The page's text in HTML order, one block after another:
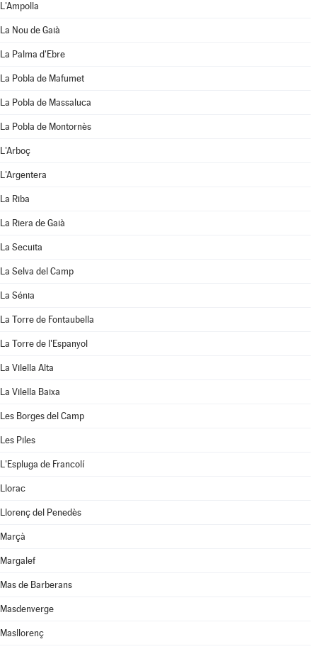
L'Ampolla
La Nou de Gaià
La Palma d'Ebre
La Pobla de Mafumet
La Pobla de Massaluca
La Pobla de Montornès
L'Arboç
L'Argentera
La Riba
La Riera de Gaià
La Secuita
La Selva del Camp
La Sénia
La Torre de Fontaubella
La Torre de l'Espanyol
La Vilella Alta
La Vilella Baixa
Les Borges del Camp
Les Piles
L'Espluga de Francolí
Llorac
Llorenç del Penedès
Marçà
Margalef
Mas de Barberans
Masdenverge
Masllorenç